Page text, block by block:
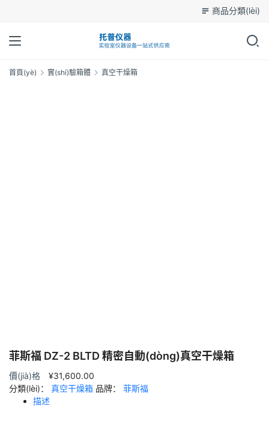
商品分類(lèi)
首頁(yè) 實(shí)驗箱體 真空干燥箱
菲斯福 DZ-2 BLTD 精密自動(dòng)真空干燥箱
價(jià)格 ¥31,600.00
分類(lèi)： 真空干燥箱 品牌： 菲斯福
描述